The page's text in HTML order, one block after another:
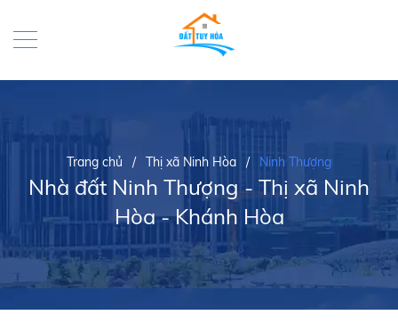
Trang chủ / Thị xã Ninh Hòa / Ninh Thượng
Nhà đất Ninh Thượng - Thị xã Ninh
Hòa - Khánh Hòa